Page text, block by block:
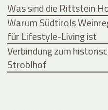
Was sind die Rittstein
Warum Südtirols
für Lifestyle-Living ist
Verbindung zum
Stroblhof